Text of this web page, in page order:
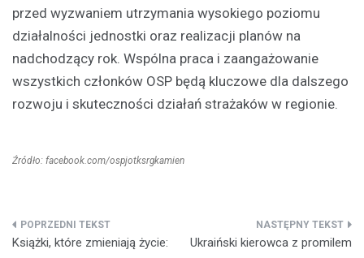
przed wyzwaniem utrzymania wysokiego poziomu
działalności jednostki oraz realizacji planów na
nadchodzący rok. Wspólna praca i zaangażowanie
wszystkich członków OSP będą kluczowe dla dalszego
rozwoju i skuteczności działań strażaków w regionie.
Źródło: facebook.com/ospjotksrgkamien
Nawigacja
Książki, które zmieniają życie:
Ukraiński kierowca z promilem